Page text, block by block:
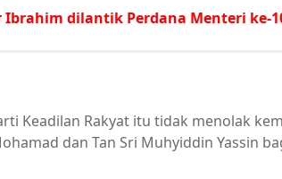
Ibrahim dilantik Perdana Menteri ke-
Keadilan Rakyat itu tidak menolak
dan Tan Sri Muhyiddin Yassin